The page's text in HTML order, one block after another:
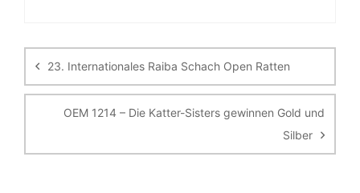
23. Internationales Raiba Schach Open Ratten
OEM 1214 – Die Katter-Sisters gewinnen Gold und
Silber